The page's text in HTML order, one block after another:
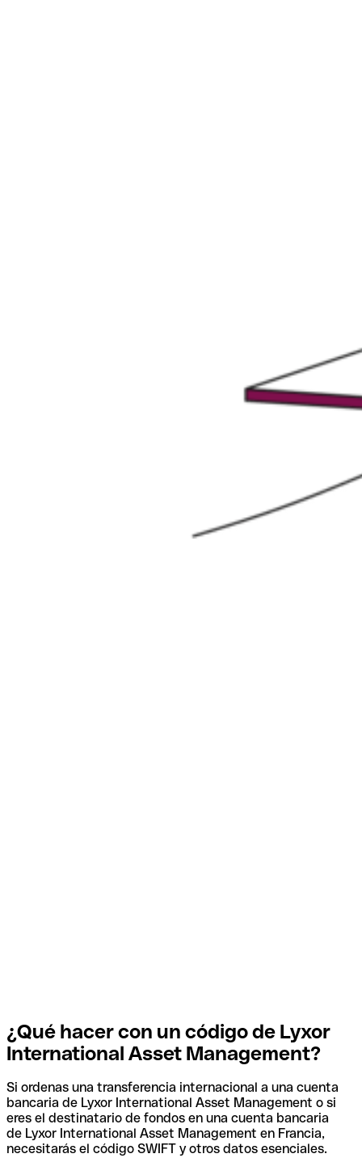
¿Qué hacer con un código de Lyxor
International Asset Management?
Si ordenas una transferencia internacional a una cuenta
bancaria de Lyxor International Asset Management o si
eres el destinatario de fondos en una cuenta bancaria
de Lyxor International Asset Management en Francia,
necesitarás el código SWIFT y otros datos esenciales.